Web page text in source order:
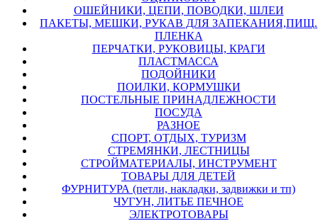
ОШЕЙНИКИ, ЦЕПИ, ПОВОДКИ, ШЛЕИ
ПАКЕТЫ, МЕШКИ, РУКАВ ДЛЯ ЗАПЕКАНИЯ,ПИЩ.
ПЛЕНКА
ПЕРЧАТКИ, РУКОВИЦЫ, КРАГИ
ПЛАСТМАССА
ПОДОЙНИКИ
ПОИЛКИ, КОРМУШКИ
ПОСТЕЛЬНЫЕ ПРИНАДЛЕЖНОСТИ
ПОСУДА
РАЗНОЕ
СПОРТ, ОТДЫХ, ТУРИЗМ
СТРЕМЯНКИ, ЛЕСТНИЦЫ
СТРОЙМАТЕРИАЛЫ, ИНСТРУМЕНТ
ТОВАРЫ ДЛЯ ДЕТЕЙ
ФУРНИТУРА (петли, накладки, задвижки и тп)
ЧУГУН, ЛИТЬЕ ПЕЧНОЕ
ЭЛЕКТРОТОВАРЫ